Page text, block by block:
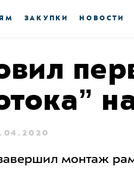
ЗАКУПКИ НОВОСТИ
монтаж